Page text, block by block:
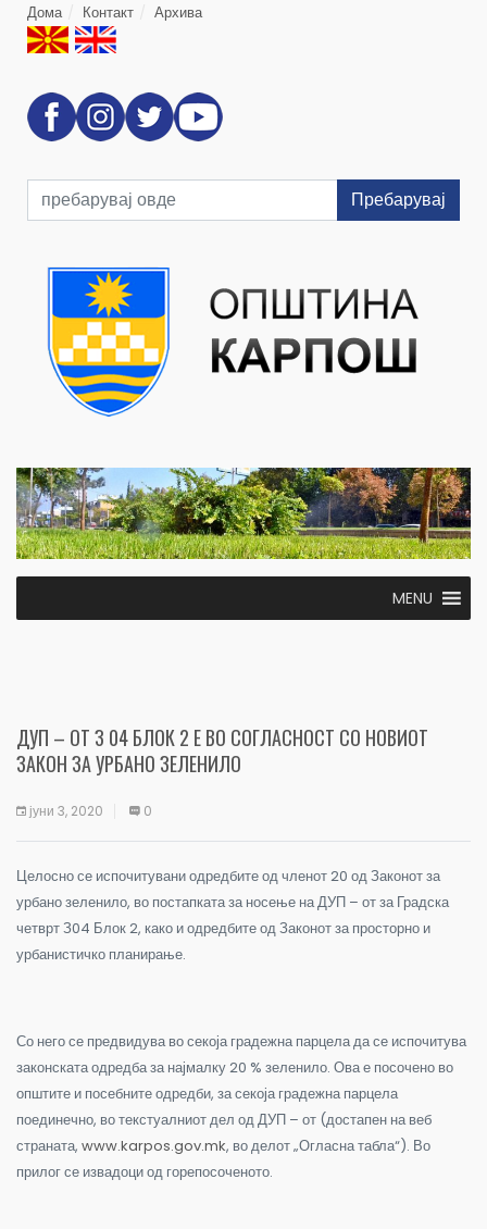
Дома Контакт Архива
Пребарувај
MENU
ДУП – ОТ З 04 БЛОК 2 Е ВО СОГЛАСНОСТ СО НОВИОТ
ЗАКОН ЗА УРБАНО ЗЕЛЕНИЛО
јуни 3, 2020 0
Целосно се испочитувани одредбите од членот 20 од Законот за
урбано зеленило, во постапката за носење на ДУП – от за Градска
четврт З04 Блок 2, како и одредбите од Законот за просторно и
урбанистичко планирање.
Со него се предвидува во секоја градежна парцела да се испочитува
законската одредба за најмалку 20 % зеленило. Ова е посочено во
општите и посебните одредби, за секоја градежна парцела
поединечно, во текстуалниот дел од ДУП – от (достапен на веб
страната, www.karpos.gov.mk, во делот „Огласна табла“). Во
прилог се извадоци од горепосоченото.